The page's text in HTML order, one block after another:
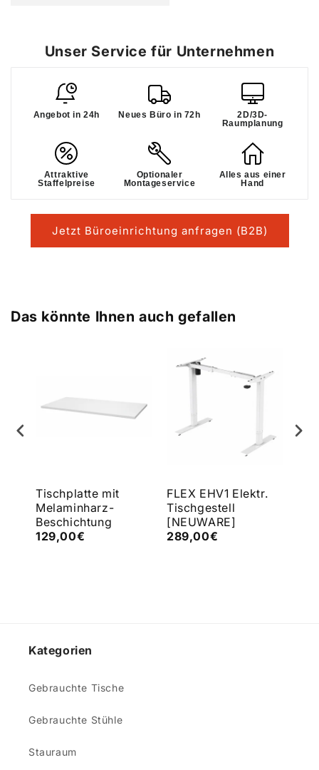
Unser Service für Unternehmen
Angebot in 24h Neues Büro in 72h
2D/3D-
Raumplanung
Attraktive
Staffelpreise
Optionaler
Montageservice
Alles aus einer
Hand
Jetzt Büroeinrichtung anfragen (B2B)
Das könnte Ihnen auch gefallen
Tischplatte mit
Melaminharz-
Beschichtung
129,00€
FLEX EHV1 Elektr.
Tischgestell
[NEUWARE]
289,00€
Kategorien
Gebrauchte Tische
Gebrauchte Stühle
Stauraum